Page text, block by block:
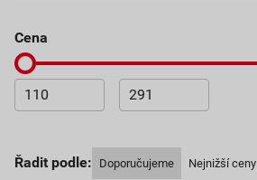
cena
Řadit podle: Doporučujeme Nejnižší ceny